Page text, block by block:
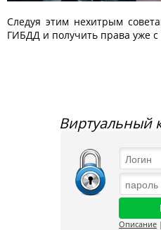
Следуя этим нехитрым
ГИБДД и получить права уже
Виртуальный
Описание |